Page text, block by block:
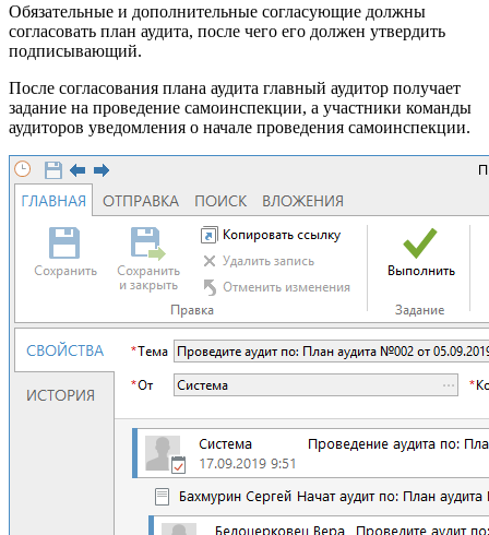
Обязательные и дополнительные согласующие должны
согласовать план аудита, после чего его должен утвердить
подписывающий.
После согласования плана аудита главный аудитор получает
задание на проведение самоинспекции, а участники команды
аудиторов уведомления о начале проведения самоинспекции.